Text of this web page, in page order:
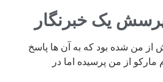
یک خبرنگار
من شده بود که به آن ها پاسخ
از من پرسیده اما در